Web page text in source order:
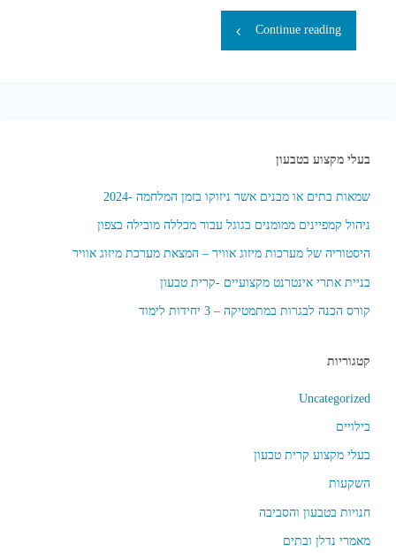
Continue reading"ריצוף
בעלי מקצוע בטבעון
שמאות בתים או מבנים אשר ניזוקו בזמן המלחמה -2024
ניהול קמפיינים ממומנים בגוגל עבור מכללה מובילה בצפון
היסטוריה של מערכות מיזוג אוויר – המצאת מערכת מיזוג אוויר
בניית אתרי אינטרנט מקצועיים -קרית טבעון
קורס הכנה לבגרות במתמטיקה – 3 יחידות לימוד
קטגוריות
Uncategorized
בילויים
בעלי מקצוע קרית טבעון
השקעות
חנויות בטבעון והסביבה
מאמרי נדלן ובתים